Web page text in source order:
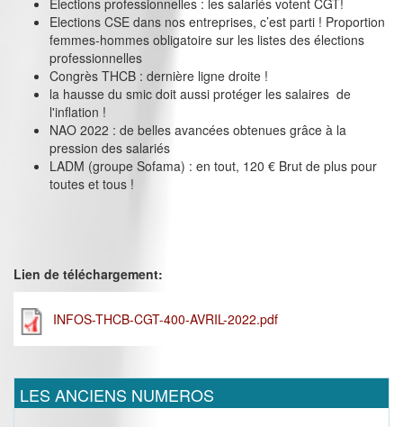
Elections professionnelles : les salariés votent CGT!
Elections CSE dans nos entreprises, c’est parti ! Proportion
femmes-hommes obligatoire sur les listes des élections
professionnelles
Congrès THCB : dernière ligne droite !
la hausse du smic doit aussi protéger les salaires de
l'inflation !
NAO 2022 : de belles avancées obtenues grâce à la
pression des salariés
LADM (groupe Sofama) : en tout, 120 € Brut de plus pour
toutes et tous !
Lien de téléchargement:
INFOS-THCB-CGT-400-AVRIL-2022.pdf
LES ANCIENS NUMEROS